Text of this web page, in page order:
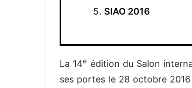
SIAO 2016
La 14e édition du Salon
ses portes le 28 octobre